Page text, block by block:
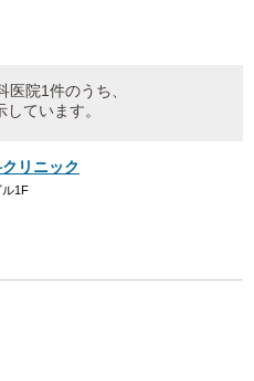
医院1件のうち、
ています。
リニック
ル1F